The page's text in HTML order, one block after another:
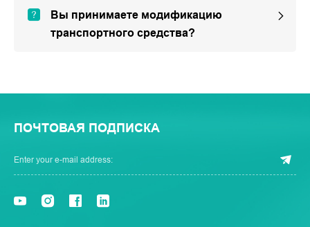
Вы принимаете модификацию
транспортного средства?
ПОЧТОВАЯ ПОДПИСКА